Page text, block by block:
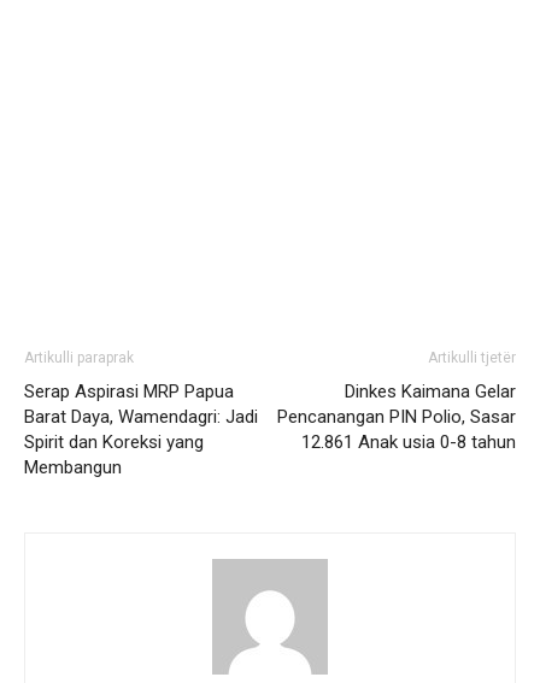
Artikulli paraprak
Serap Aspirasi MRP Papua
Barat Daya, Wamendagri: Jadi
Spirit dan Koreksi yang
Membangun
Artikulli tjetër
Dinkes Kaimana Gelar
Pencanangan PIN Polio, Sasar
12.861 Anak usia 0-8 tahun